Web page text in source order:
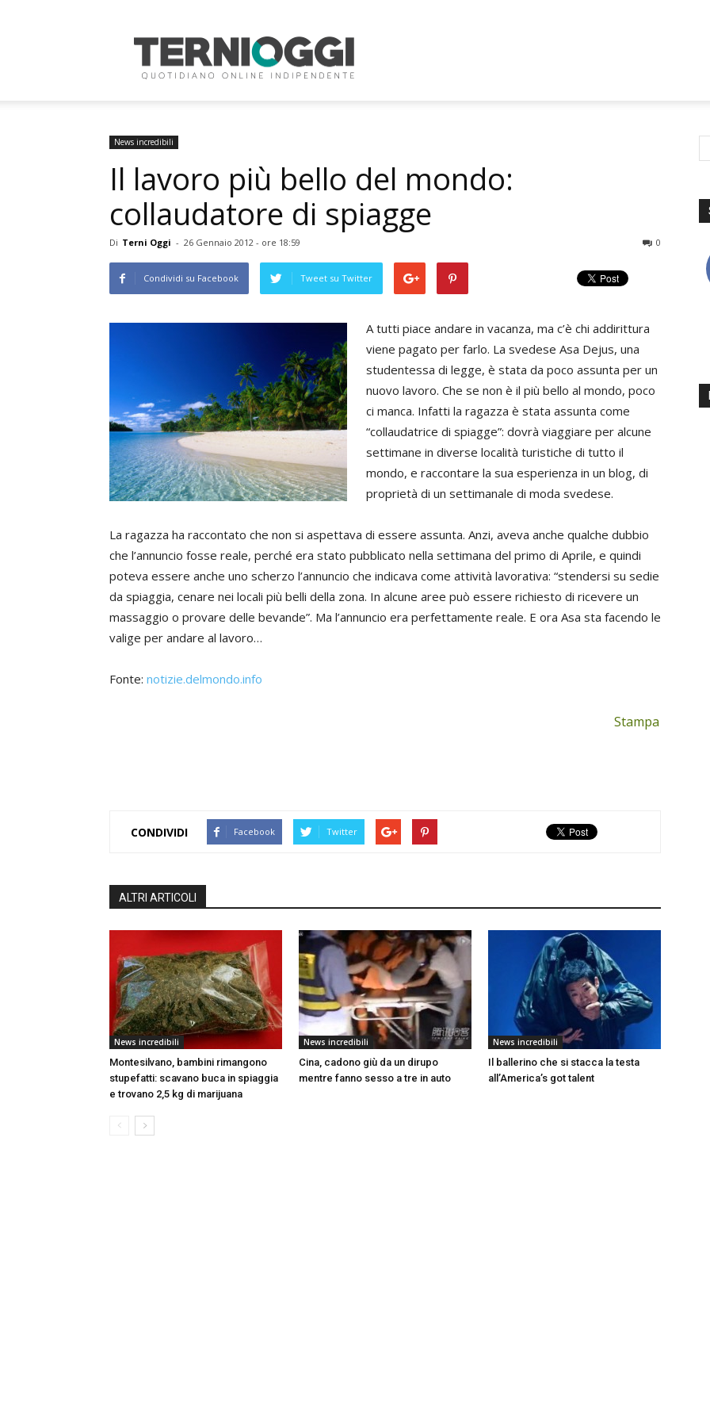
Oggi
News incredibili
Il lavoro più bello del mondo:
collaudatore di spiagge
Di Terni Oggi - 26 Gennaio 2012 - ore 18:59 0
Condividi su Facebook Tweet su Twitter
A tutti piace andare in vacanza, ma c’è chi addirittura
viene pagato per farlo. La svedese Asa Dejus, una
studentessa di legge, è stata da poco assunta per un
nuovo lavoro. Che se non è il più bello al mondo, poco
ci manca. Infatti la ragazza è stata assunta come
“collaudatrice di spiagge”: dovrà viaggiare per alcune
settimane in diverse località turistiche di tutto il
mondo, e raccontare la sua esperienza in un blog, di
proprietà di un settimanale di moda svedese.
La ragazza ha raccontato che non si aspettava di essere assunta. Anzi, aveva anche qualche dubbio
che l’annuncio fosse reale, perché era stato pubblicato nella settimana del primo di Aprile, e quindi
poteva essere anche uno scherzo l’annuncio che indicava come attività lavorativa: “stendersi su sedie
da spiaggia, cenare nei locali più belli della zona. In alcune aree può essere richiesto di ricevere un
massaggio o provare delle bevande”. Ma l’annuncio era perfettamente reale. E ora Asa sta facendo le
valige per andare al lavoro…
Fonte: notizie.delmondo.info
Stampa
CONDIVIDI Facebook Twitter
ALTRI ARTICOLI
News incredibili
Montesilvano, bambini rimangono
stupefatti: scavano buca in spiaggia
e trovano 2,5 kg di marijuana
News incredibili
Cina, cadono giù da un dirupo
mentre fanno sesso a tre in auto
News incredibili
Il ballerino che si stacca la testa
all’America’s got talent